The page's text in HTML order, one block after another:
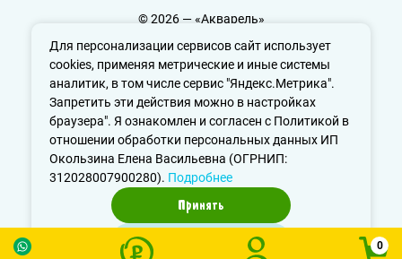
Для персонализации сервисов сайт использует
cookies, применяя метрические и иные системы
аналитик, в том числе сервис "Яндекс.Метрика".
Запретить эти действия можно в настройках
браузера". Я ознакомлен и согласен с Политикой в
отношении обработки персональных данных ИП
Окользина Елена Васильевна (ОГРНИП:
312028007900280). Подробнее
Принять
0
© 2026 — «Акварель»
Политика конфиденциальности